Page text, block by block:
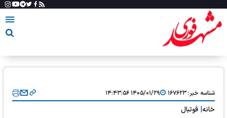
شناسه خبر:۱۶۷۶۲۳ ۱۴۰۵/۰۱/۲۹ ۱۴:۴۳:۵۶
خانه فوتبال